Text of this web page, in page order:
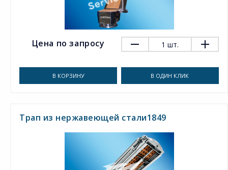
Цена по запросу 1 шт.
В КОРЗИНУ В ОДИН КЛИК
Трап из нержавеющей стали1849